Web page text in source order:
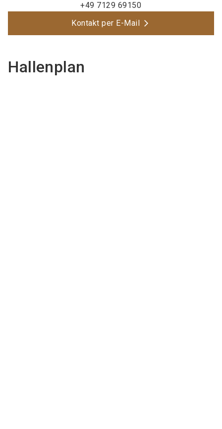
+49 7129 69150
Kontakt per E-Mail
Hallenplan